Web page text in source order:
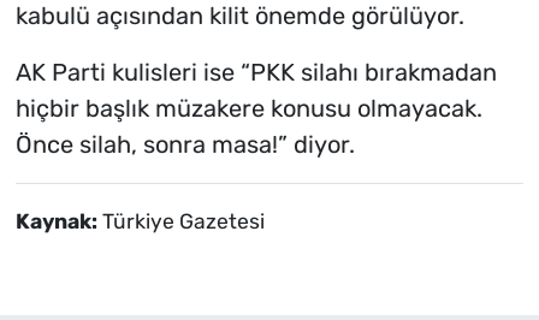
kabulü açısından kilit önemde görülüyor.
AK Parti kulisleri ise “PKK silahı bırakmadan
hiçbir başlık müzakere konusu olmayacak.
Önce silah, sonra masa!” diyor.
Kaynak: Türkiye Gazetesi